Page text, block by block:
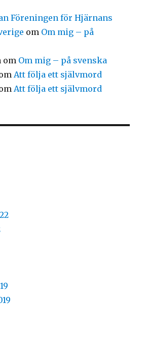
Föreningen för Hjärnans
om Om mig – på
om Om mig – på svenska
Att följa ett självmord
Att följa ett självmord